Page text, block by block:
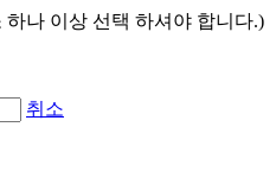
나 이상 선택 하셔야 합니다.)
취소